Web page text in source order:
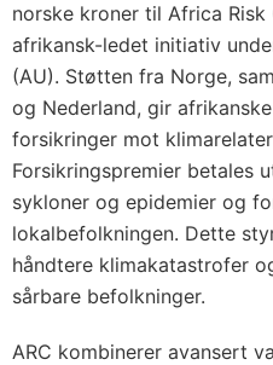
norske kroner til Africa Risk
afrikansk-ledet initiativ
(AU). Støtten fra Norge,
og Nederland, gir
forsikringer mot
Forsikringspremier betales
sykloner og epidemier og
lokalbefolkningen. Dette
håndtere klimakatastrofer
sårbare befolkninger.
ARC kombinerer avansert